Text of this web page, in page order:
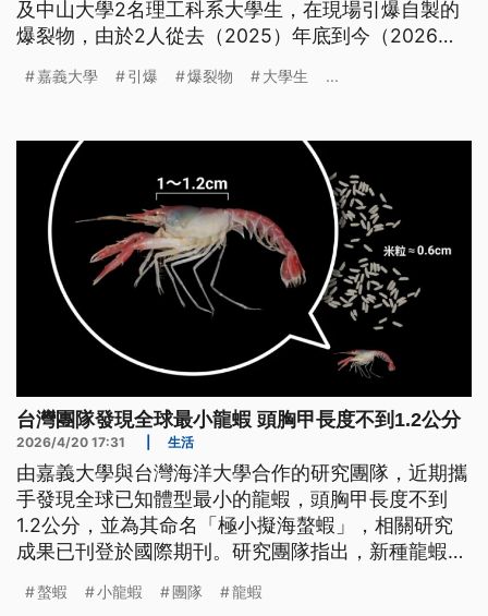
及中山大學2名理工科系大學生，在現場引爆自製的
爆裂物，由於2人從去（2025）年底到今（2026）
辦後認定這樣的行為，引起大眾恐慌危害重大，對兩
嘉義大學 引爆 爆裂物 大學生 ...
台灣團隊發現全球最小龍蝦 頭胸甲長度不到1.2公分
2026/4/20 17:31 生活
由嘉義大學與台灣海洋大學合作的研究團隊，近期攜
手發現全球已知體型最小的龍蝦，頭胸甲長度不到
1.2公分，並為其命名「極小擬海螯蝦」，相關研究
成果已刊登於國際期刊。研究團隊指出，新種龍蝦與
認為該物種之幼體。
螯蝦 小龍蝦 團隊 龍蝦